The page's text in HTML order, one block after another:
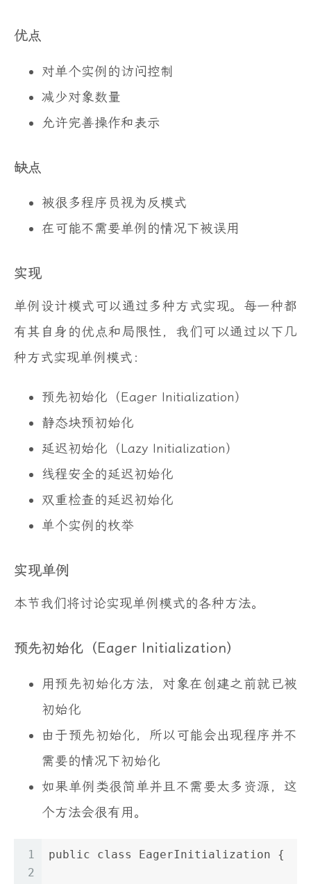
优点
对单个实例的访问控制
减少对象数量
允许完善操作和表示
缺点
被很多程序员视为反模式
在可能不需要单例的情况下被误用
实现
单例设计模式可以通过多种方式实现。每一种都
有其自身的优点和局限性，我们可以通过以下几
种方式实现单例模式：
预先初始化（Eager Initialization）
静态块预初始化
延迟初始化（Lazy Initialization）
线程安全的延迟初始化
双重检查的延迟初始化
单个实例的枚举
实现单例
本节我们将讨论实现单例模式的各种方法。
预先初始化（Eager Initialization）
用预先初始化方法，对象在创建之前就已被
初始化
由于预先初始化，所以可能会出现程序并不
需要的情况下初始化
如果单例类很简单并且不需要太多资源，这
个方法会很有用。
1
2
public class EagerInitialization {